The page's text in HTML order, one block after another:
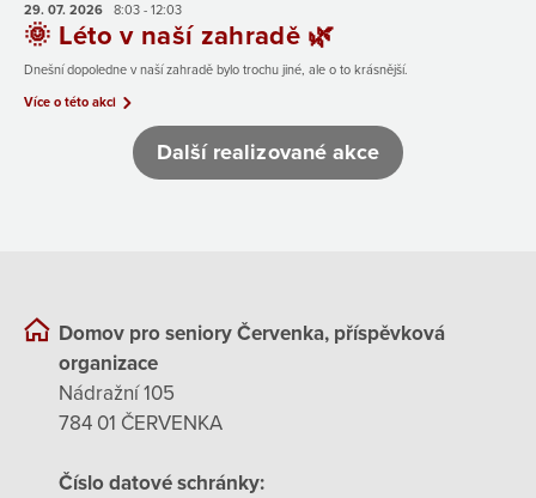
29. 07. 2026 8:03 - 12:03
🌞 Léto v naší zahradě 🌿
Dnešní dopoledne v naší zahradě bylo trochu jiné, ale o to krásnější.
Více o této akci
Další realizované akce
Domov pro seniory Červenka, příspěvková
organizace
Nádražní 105
784 01 ČERVENKA
Číslo datové schránky: